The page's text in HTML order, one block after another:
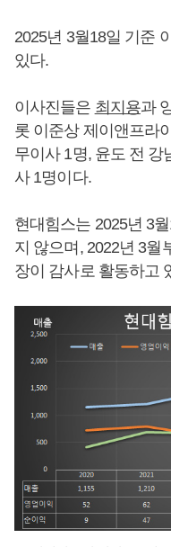
2025년 3월18일 기준
있다.
이사진들은 최지용과
롯 이준상 제이앤프라
무이사 1명, 윤도 전 강
사 1명이다.
현대힘스는 2025년 3
지 않으며, 2022년 3월
장이 감사로 활동하고